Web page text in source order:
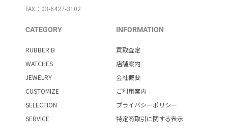
FAX：03-6427-3102
CATEGORY
RUBBER B
WATCHES
JEWELRY
CUSTOMIZE
SELECTION
SERVICE
INFORMATION
買取査定
店舗案内
会社概要
ご利用案内
プライバシーポリシー
特定商取引に関する表示